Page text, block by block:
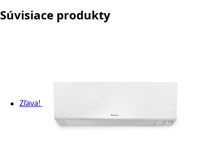
Súvisiace produkty
Zľava!